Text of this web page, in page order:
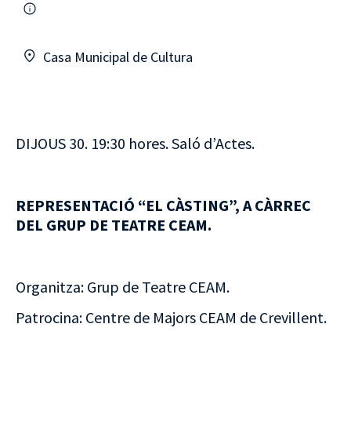
Casa Municipal de Cultura
DIJOUS 30. 19:30 hores. Saló d’Actes.
REPRESENTACIÓ “EL CÀSTING”, A CÀRREC
DEL GRUP DE TEATRE CEAM.
Organitza: Grup de Teatre CEAM.
Patrocina: Centre de Majors CEAM de Crevillent.